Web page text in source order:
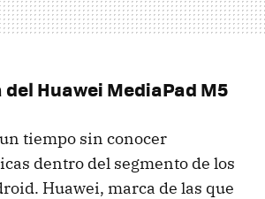
Huawei MediaPad M5
tiempo sin conocer
dentro del segmento de los
Huawei, marca de las que